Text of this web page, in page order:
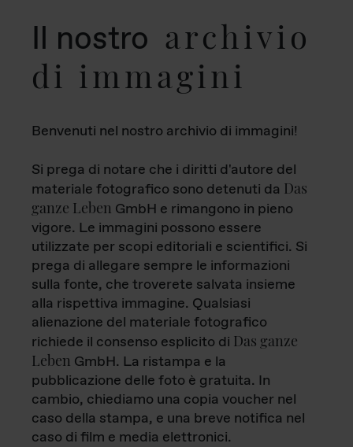
Il nostro archivio
di immagini
Benvenuti nel nostro archivio di immagini!
Si prega di notare che i diritti d'autore del
materiale fotografico sono detenuti da Das
ganze Leben GmbH e rimangono in pieno
vigore. Le immagini possono essere
utilizzate per scopi editoriali e scientifici. Si
prega di allegare sempre le informazioni
sulla fonte, che troverete salvata insieme
alla rispettiva immagine. Qualsiasi
alienazione del materiale fotografico
richiede il consenso esplicito di Das ganze
Leben GmbH. La ristampa e la
pubblicazione delle foto è gratuita. In
cambio, chiediamo una copia voucher nel
caso della stampa, e una breve notifica nel
caso di film e media elettronici.